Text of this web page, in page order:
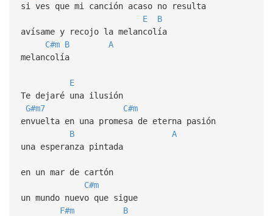
si ves que mi canción acaso no resulta
E
B
avísame y recojo la melancolía
C#m B
A
melancolía
E
Te dejaré una ilusión
G#m7
C#m
envuelta en una promesa de eterna pasión
B
A
una esperanza pintada
en un mar de cartón
C#m
un mundo nuevo que sigue
F#m
B